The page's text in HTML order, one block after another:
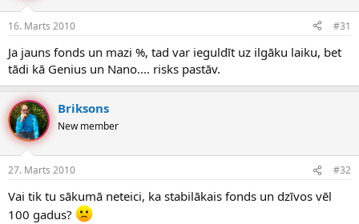
16. Marts 2010 #31
Ja jauns fonds un mazi %, tad var ieguldīt uz ilgāku laiku, bet
tādi kā Genius un Nano.... risks pastāv.
Briksons
New member
27. Marts 2010 #32
Vai tik tu sākumā neteici, ka stabilākais fonds un dzīvos vēl
100 gadus?